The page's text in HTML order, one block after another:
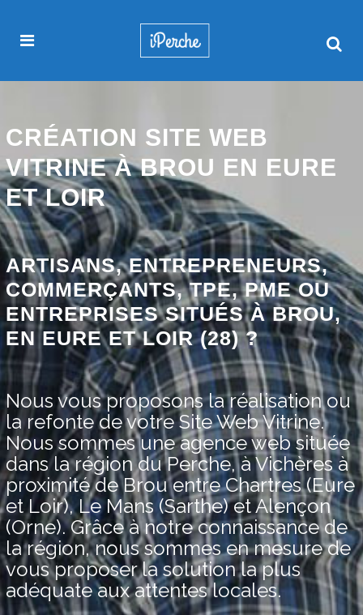
CRÉATION SITE WEB
VITRINE À BROU EN EURE
ET LOIR
ARTISANS, ENTREPRENEURS,
COMMERÇANTS, TPE, PME OU
ENTREPRISES SITUÉS À BROU,
EN EURE ET LOIR (28) ?
Nous vous proposons la réalisation ou
la refonte de votre Site Web Vitrine.
Nous sommes une agence web située
dans la région du Perche, à Vichères à
proximité de Brou entre Chartres (Eure
et Loir), Le Mans (Sarthe) et Alençon
(Orne). Grâce à notre connaissance de
la région, nous sommes en mesure de
vous proposer la solution la plus
adéquate aux attentes locales.